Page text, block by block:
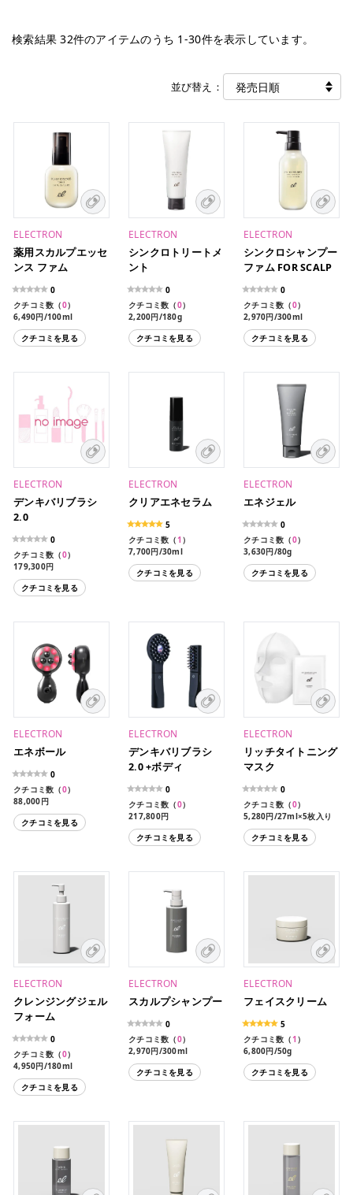
検索結果32件のアイテムのうち 1 -30件を表示しています。
並び替え：
ELECTRON
薬用スカルプエッセ
ンス ファム
0
クチコミ数（0）
6,490円/100ml
クチコミを見る
ELECTRON
シンクロトリートメ
ント
0
クチコミ数（0）
2,200円/180g
クチコミを見る
ELECTRON
シンクロシャンプー
ファム FOR SCALP
0
クチコミ数（0）
2,970円/300ml
クチコミを見る
ELECTRON
デンキバリブラシ
2.0
0
クチコミ数（0）
179,300円
クチコミを見る
ELECTRON
クリアエネセラム
5
クチコミ数（1 ）
7,700円/30ml
クチコミを見る
ELECTRON
エネジェル
0
クチコミ数（0）
3,630円/80g
クチコミを見る
ELECTRON
エネボール
0
クチコミ数（0）
88,000円
クチコミを見る
ELECTRON
デンキバリブラシ
2.0 +ボディ
0
クチコミ数（0）
217,800円
クチコミを見る
ELECTRON
リッチタイトニング
マスク
0
クチコミ数（0）
5,280円/27ml×5枚入り
クチコミを見る
ELECTRON
クレンジングジェル
フォーム
0
クチコミ数（0）
4,950円/180ml
クチコミを見る
ELECTRON
スカルプシャンプー
0
クチコミ数（0）
2,970円/300ml
クチコミを見る
ELECTRON
フェイスクリーム
5
クチコミ数（1 ）
6,800円/50g
クチコミを見る